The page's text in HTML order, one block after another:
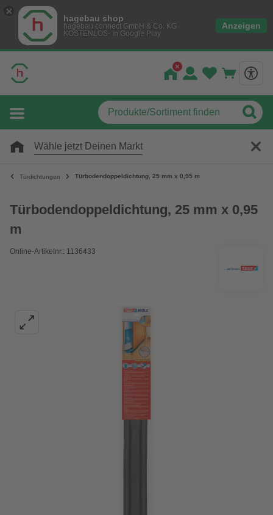
hagebau shop
hagebau connect GmbH & Co. KG
KOSTENLOS- In Google Play
Anzeigen
Wähle jetzt Deinen Markt
Türdichtungen Türbodendoppeldichtung, 25 mm x 0,95 m
Türbodendoppeldichtung, 25 mm x 0,95
m
Online-Artikelnr.: 1136433